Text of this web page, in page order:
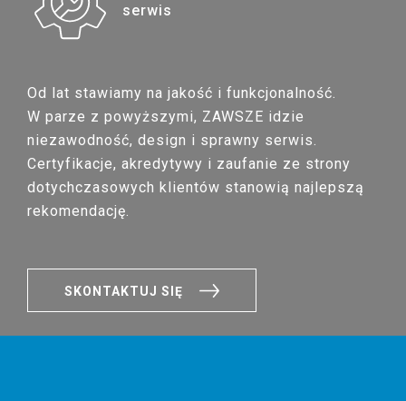
serwis
Od lat stawiamy na jakość i funkcjonalność.
W parze z powyższymi, ZAWSZE idzie
niezawodność, design i sprawny serwis.
Certyfikacje, akredytywy i zaufanie ze strony
dotychczasowych klientów stanowią najlepszą
rekomendację.
SKONTAKTUJ SIĘ